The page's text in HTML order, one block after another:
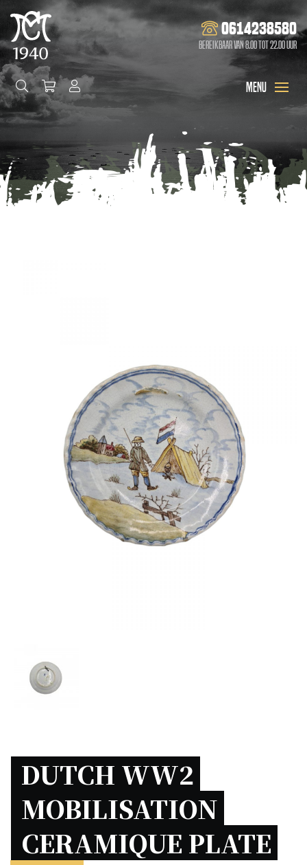
0614238580
Bereikbaar van 8.00 tot 22.00 uur
DUTCH WW2
MOBILISATION
CERAMIQUE PLATE